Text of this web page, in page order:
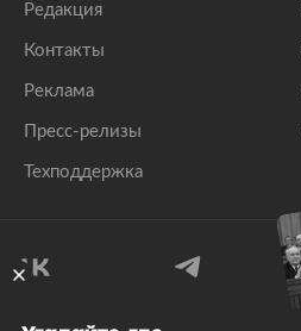
Редакция
Контакты
Реклама
Пресс-релизы
Техподдержка